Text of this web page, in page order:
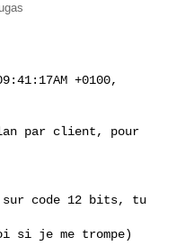
+0100,
par client, pour
sur code 12 bits, tu
si je me trompe)